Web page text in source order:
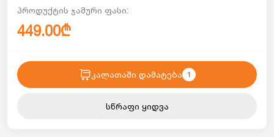
პროდუქტის ჯამური ფასი:
449.00₾
კალათაში დამატება 1
სწრაფი ყიდვა